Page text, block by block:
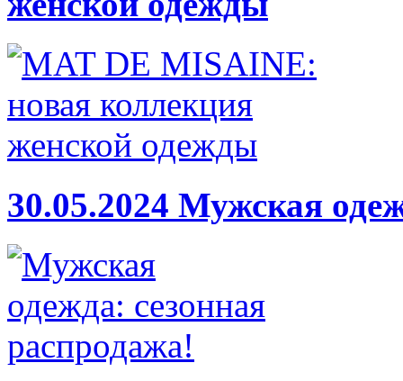
30.05.2024 Мужская